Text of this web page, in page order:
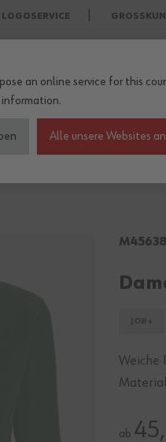
LOGOSERVICE
Arbeitsschutz
Weiche
ab
an online service for this
information.
Alle unsere Websites